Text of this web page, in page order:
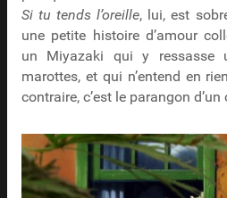
Si tu tends l’oreille, lui, est
une petite histoire d’amour
un Miyazaki qui y ressasse
marottes, et qui n’entend en
contraire, c’est le parangon